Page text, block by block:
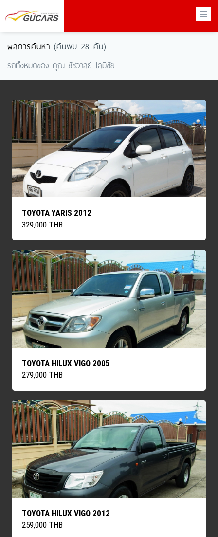
×
ผลการค้นหา (ค้นพบ 28 คัน)
รถทั้งหมดของ คุณ ชัชวาลย์ โสมีชัย
TOYOTA YARIS 2012
329,000 THB
TOYOTA HILUX VIGO 2005
279,000 THB
TOYOTA HILUX VIGO 2012
259,000 THB